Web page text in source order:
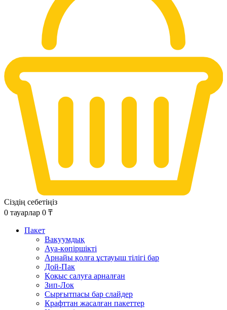
Сіздің себетіңіз
0 тауарлар 0 ₸
Пакет
Вакуумдық
Ауа-көпіршікті
Арнайы қолға ұстауыш тілігі бар
Дой-Пак
Қоқыс салуға арналған
Зип-Лок
Сырғытпасы бар слайдер
Крафттан жасалған пакеттер